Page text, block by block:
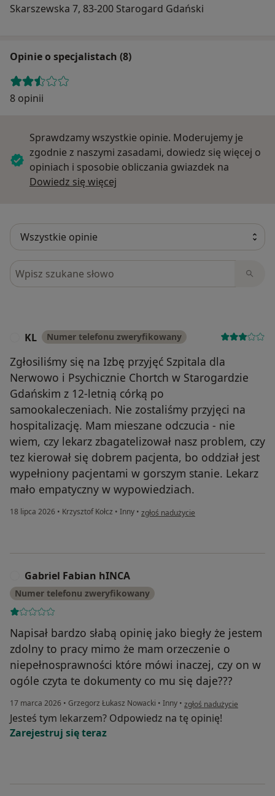
Skarszewska 7, 83-200 Starogard Gdański
Opinie o specjalistach (8)
8 opinii
Sprawdzamy wszystkie opinie. Moderujemy je
zgodnie z naszymi zasadami, dowiedz się więcej o
opiniach i sposobie obliczania gwiazdek na
Dowiedz się więcej
Szukaj w opiniach
KL Numer telefonu zweryfikowany
Zgłosiliśmy się na Izbę przyjęć Szpitala dla
Nerwowo i Psychicznie Chortch w Starogardzie
Gdańskim z 12-letnią córką po
samookaleczeniach. Nie zostaliśmy przyjęci na
hospitalizację. Mam mieszane odczucia - nie
wiem, czy lekarz zbagatelizował nasz problem, czy
tez kierował się dobrem pacjenta, bo oddział jest
wypełniony pacjentami w gorszym stanie. Lekarz
mało empatyczny w wypowiedziach.
18 lipca 2026 • Krzysztof Kołcz • Inny • w opinii użytkownika KL
zgłoś nadużycie
Gabriel Fabian hINCA
Numer telefonu zweryfikowany
Napisał bardzo słabą opinię jako biegły że jestem
zdolny to pracy mimo że mam orzeczenie o
niepełnosprawności które mówi inaczej, czy on w
ogóle czyta te dokumenty co mu się daje???
17 marca 2026 • Grzegorz Łukasz Nowacki • Inny • w opinii użytkownika
zgłoś nadużycie
Jesteś tym lekarzem? Odpowiedz na tę opinię!
Zarejestruj się teraz